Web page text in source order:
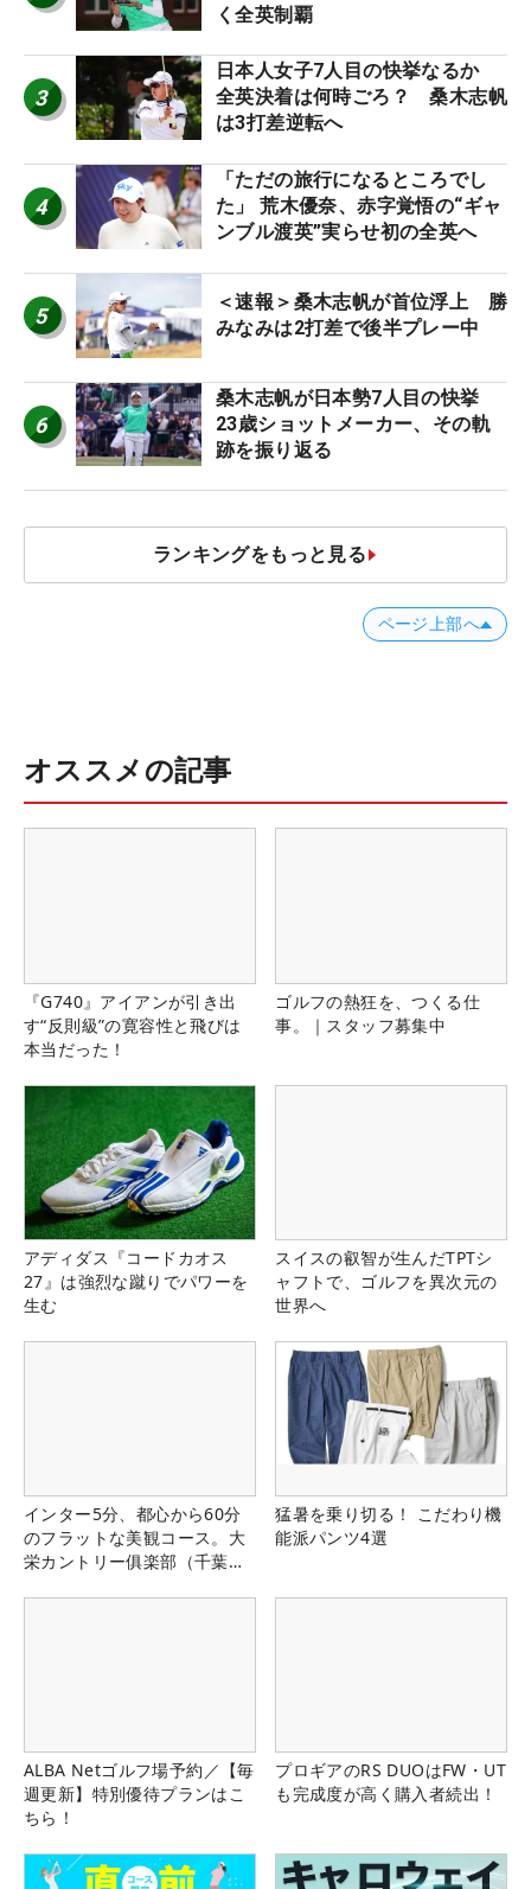
く全英制覇
3
日本人女子7人目の快挙なるか
全英決着は何時ごろ？ 桑木志帆
は3打差逆転へ
4
「ただの旅行になるところでし
た」 荒木優奈、赤字覚悟の“ギャ
ンブル渡英”実らせ初の全英へ
5
＜速報＞桑木志帆が首位浮上 勝
みなみは2打差で後半プレー中
6
桑木志帆が日本勢7人目の快挙
23歳ショットメーカー、その軌
跡を振り返る
ランキングをもっと見る
ページ上部へ
オススメの記事
『G740』アイアンが引き出
す“反則級”の寛容性と飛びは
本当だった！
ゴルフの熱狂を、つくる仕
事。｜スタッフ募集中
アディダス『コードカオス
27』は強烈な蹴りでパワーを
生む
スイスの叡智が生んだTPTシ
ャフトで、ゴルフを異次元の
世界へ
インター5分、都心から60分
のフラットな美観コース。大
栄カントリー俱楽部（千葉
猛暑を乗り切る！ こだわり機
能派パンツ4選
ALBA Netゴルフ場予約／【毎
週更新】特別優待プランはこ
ちら！
プロギアのRS DUOはFW・UT
も完成度が高く購入者続出！